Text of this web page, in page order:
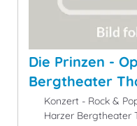
Die Prinzen -
Bergtheater
Konzert - Rock &
Harzer Bergtheater